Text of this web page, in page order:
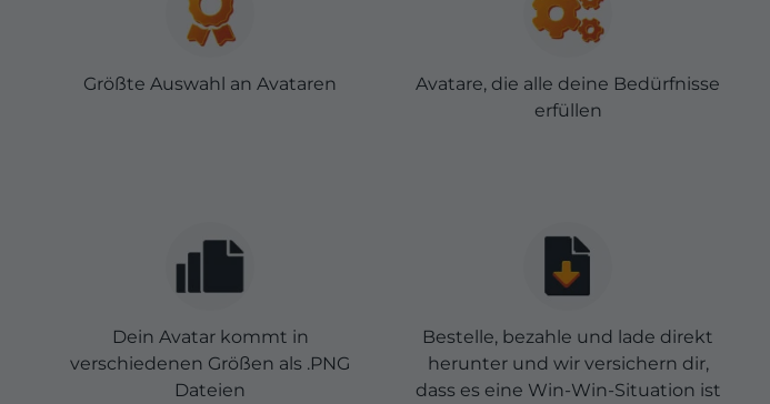
Größte Auswahl an Avataren
Avatare, die alle deine Bedürfnisse
erfüllen
Dein Avatar kommt in
verschiedenen Größen als .PNG
Dateien
Bestelle, bezahle und lade direkt
herunter und wir versichern dir,
dass es eine Win-Win-Situation ist